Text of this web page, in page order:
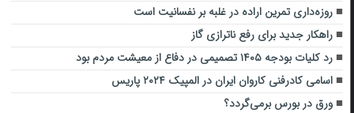
روزه‌داری تمرین اراده در غلبه بر نفسانیت است
راهکار جدید برای رفع ناترازی گاز
رد کلیات بودجه ۱۴۰۵ تصمیمی در دفاع از معیشت مردم بود
اسامی کادرفنی کاروان ایران در المپیک ۲۰۲۴ پاریس
ورق در بورس برمی‌گردد؟